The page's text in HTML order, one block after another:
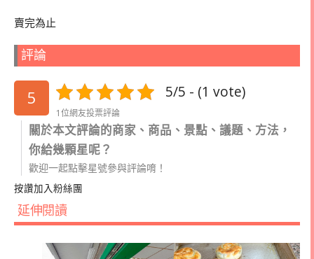
賣完為止
評論
5 5/5 - (1 vote)
1位網友投票評論
關於本文評論的商家、商品、景點、議題、方法，
你給幾顆星呢？
歡迎一起點擊星號參與評論唷！
按讚加入粉絲團
延伸閱讀